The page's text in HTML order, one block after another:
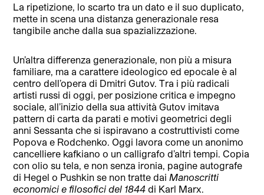
La ripetizione, lo scarto tra un dato e il suo duplicato,
mette in scena una distanza generazionale resa
tangibile anche dalla sua spazializzazione.
Un’altra differenza generazionale, non più a misura
familiare, ma a carattere ideologico ed epocale è al
centro dell’opera di Dmitri Gutov. Tra i più radicali
artisti russi di oggi, per posizione critica e impegno
sociale, all’inizio della sua attività Gutov imitava
pattern di carta da parati e motivi geometrici degli
anni Sessanta che si ispiravano a costruttivisti come
Popova e Rodchenko. Oggi lavora come un anonimo
cancelliere kafkiano o un calligrafo d’altri tempi. Copia
con olio su tela, e non senza ironia, pagine autografe
di Hegel o Pushkin se non tratte dai Manoscritti
economici e filosofici del 1844di Karl Marx.